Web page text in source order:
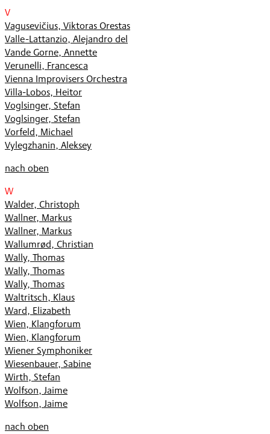
V
Vagusevičius, Viktoras Orestas
Valle-Lattanzio, Alejandro del
Vande Gorne, Annette
Verunelli, Francesca
Vienna Improvisers Orchestra
Villa-Lobos, Heitor
Voglsinger, Stefan
Voglsinger, Stefan
Vorfeld, Michael
Vylegzhanin, Aleksey
nach oben
W
Walder, Christoph
Wallner, Markus
Wallner, Markus
Wallumrød, Christian
Wally, Thomas
Wally, Thomas
Wally, Thomas
Waltritsch, Klaus
Ward, Elizabeth
Wien, Klangforum
Wien, Klangforum
Wiener Symphoniker
Wiesenbauer, Sabine
Wirth, Stefan
Wolfson, Jaime
Wolfson, Jaime
nach oben